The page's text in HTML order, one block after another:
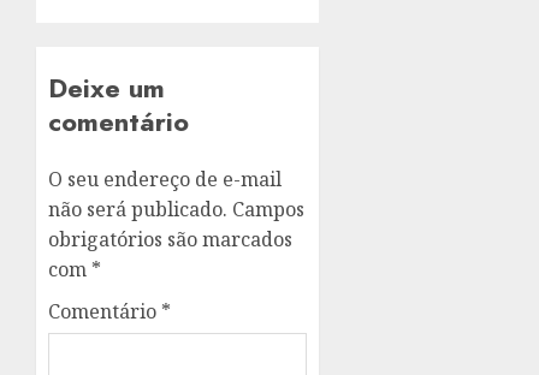
Deixe um
comentário
O seu endereço de e-mail
não será publicado. Campos
obrigatórios são marcados
com *
Comentário *